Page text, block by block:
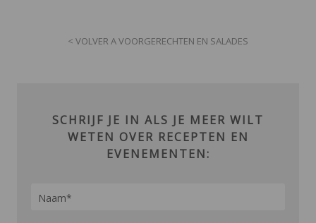
< VOLVER A VOORGERECHTEN EN SALADES
SCHRIJF JE IN ALS JE MEER WILT
WETEN OVER RECEPTEN EN
EVENEMENTEN: